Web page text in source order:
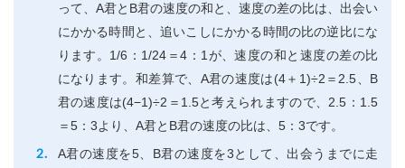
って、A君とB君の速度の和と、速度の差の比は、出会い
にかかる時間と、追いこしにかかる時間の比の逆比にな
ります。1/6：1/24＝4：1が、速度の和と速度の差の比
になります。和差算で、A君の速度は(4＋1)÷2＝2.5、B
君の速度は(4−1)÷2＝1.5と考えられますので、2.5：1.5
＝5：3より、A君とB君の速度の比は、5：3です。
A君の速度を5、B君の速度を3として、出会うまでに走